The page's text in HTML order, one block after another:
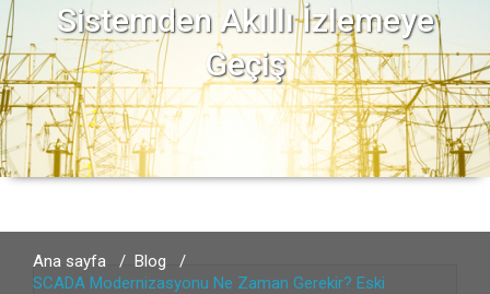
Sistemden Akıllı İzlemeye
Geçiş
Ana sayfa / Blog /
SCADA Modernizasyonu Ne Zaman Gerekir? Eski